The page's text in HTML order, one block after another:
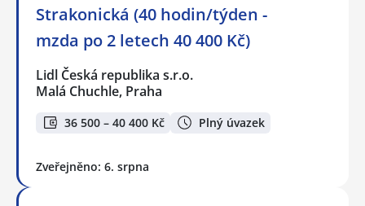
Strakonická (40 hodin/týden -
mzda po 2 letech 40 400 Kč)
Lidl Česká republika s.r.o.
Malá Chuchle, Praha
36 500 – 40 400 Kč Plný úvazek
Zveřejněno: 6. srpna